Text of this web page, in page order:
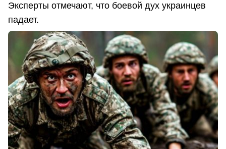
Эксперты отмечают, что боевой дух украинцев
падает.